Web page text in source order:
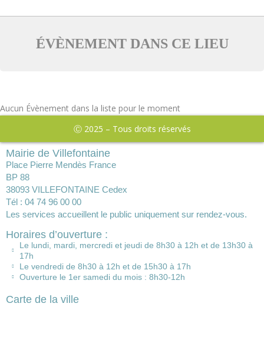
ÉVÈNEMENT DANS CE LIEU
Aucun Évènement dans la liste pour le moment
Ⓒ 2025 – Tous droits réservés
Mairie de Villefontaine
Place Pierre Mendès France
BP 88
38093 VILLEFONTAINE Cedex
Tél : 04 74 96 00 00
Les services accueillent le public uniquement sur rendez-vous.
Horaires d’ouverture :
Le lundi, mardi, mercredi et jeudi de 8h30 à 12h et de 13h30 à
17h
Le vendredi de 8h30 à 12h et de 15h30 à 17h
Ouverture le 1er samedi du mois : 8h30-12h
Carte de la ville